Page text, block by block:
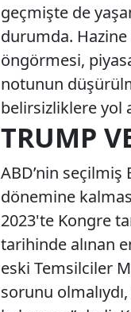
geçmişte de
durumda. Hazine
öngörmesi,
notunun
belirsizliklere yol
TRUMP
ABD’nin
dönemine
2023'te Kongre
tarihinde alınan
eski Temsilciler
sorunu